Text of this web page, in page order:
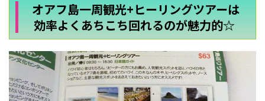
オアフ島一周観光+ヒーリングツアーは
効率よくあちこち回れるのが魅力的☆